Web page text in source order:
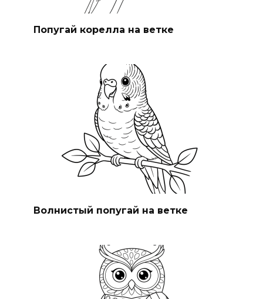
Попугай корелла на ветке
Волнистый попугай на ветке